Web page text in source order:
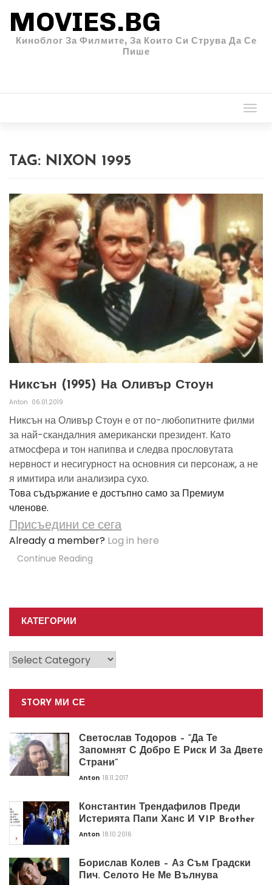
MOVIES.BG
Киноблог За Филмите, За Които Си Струва Да Се
Пише
TAG: NIXON 1995
Никсън (1995) На Оливър Стоун
Anton 06.01.2019
Никсън на Оливър Стоун е от по-любопитните филми
за най-скандалния американски президент. Като
атмосфера и тон напипва и следва прословутата
нервност и несигурност на основния си персонаж, а не
я имитира или анализира сухо.
Това съдържание е достъпно само за Премиум
членове.
Присъедини се сега
Already a member? Log in here
Continue Reading
КАТЕГОРИИ
Категории
STORY МИ СЕ
Светослав Тодоров – “Да Те
Запомнят С Добро Е Риск И За Двете
Страни”
Anton 18.11.2017
Константин Трендафилов Преди
Истерията Папи Ханс И VIP Brother
Anton 18.10.2016
Борислав Колев – Аз Съм Градски
Пич. Селото Не Ме Вълнува